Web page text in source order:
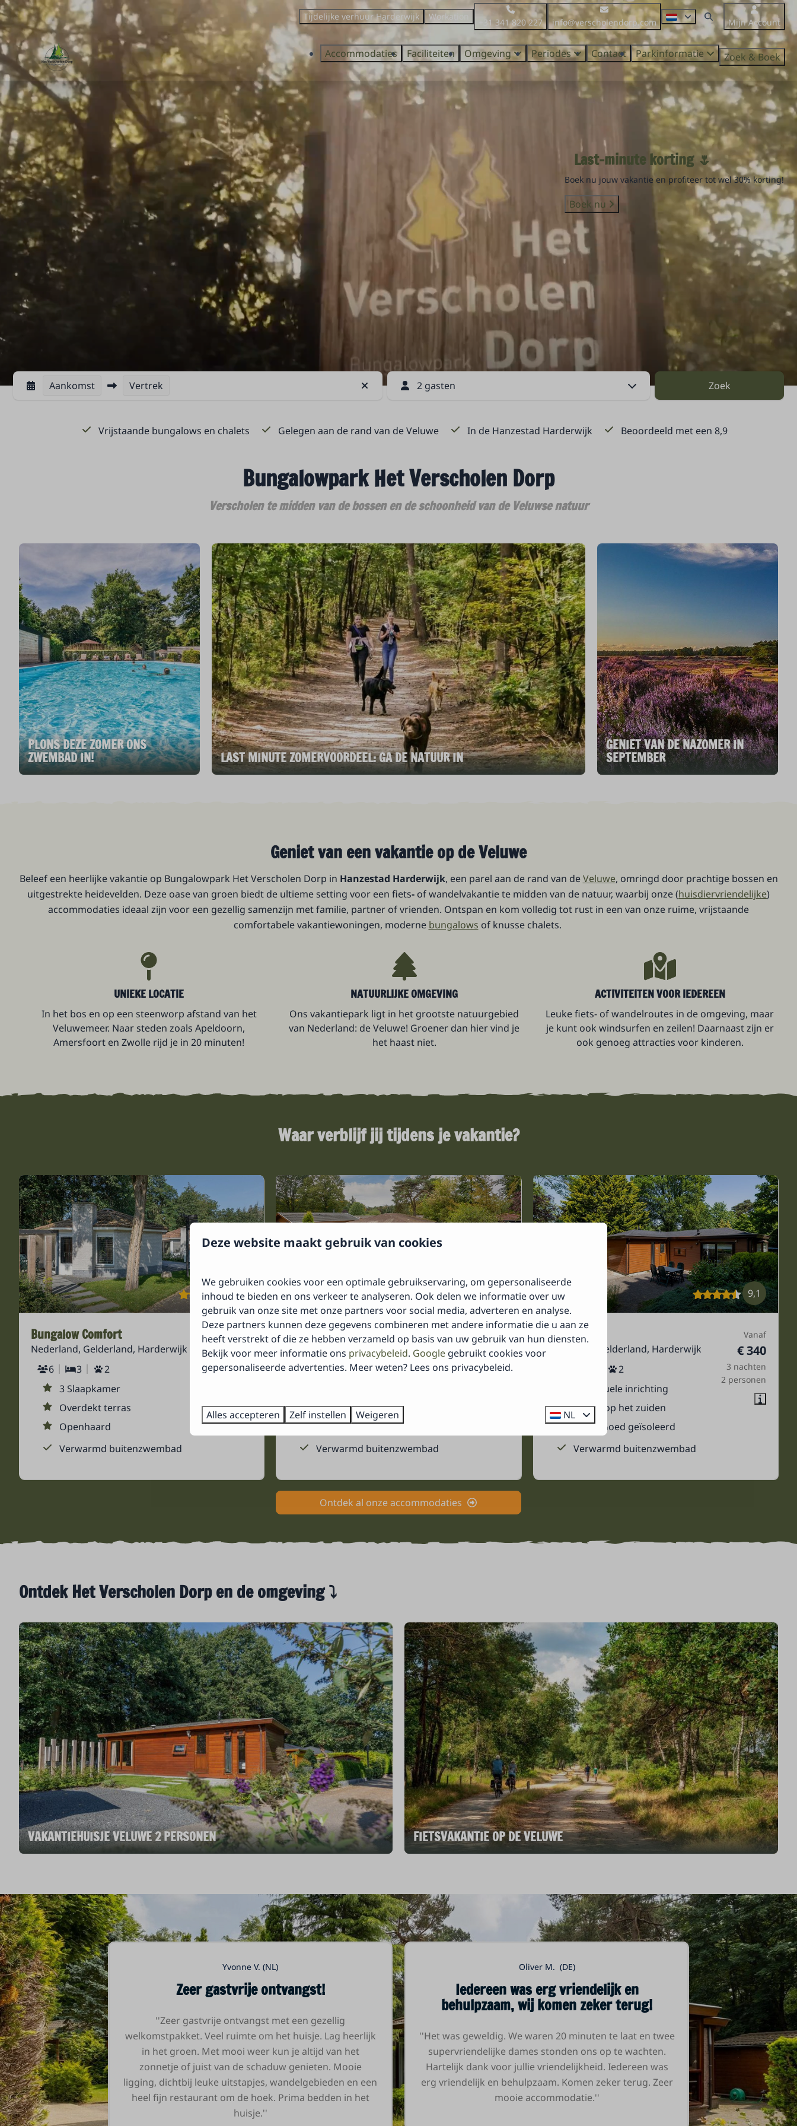
Tijdelijke verhuur Harderwijk Workation
+31 341 820 227 info@verscholendorp.com Mijn Account
Accommodaties Faciliteiten Omgeving Periodes Contact Parkinformatie Zoek & Boek
Last-minute korting 🌷
Boek nu jouw vakantie en profiteer tot wel 30% korting!
Boek nu
Aankomst Vertrek 2 gasten Zoek
Vrijstaande bungalows en chalets Gelegen aan de rand van de Veluwe In de Hanzestad Harderwijk Beoordeeld met een 8,9
Bungalowpark Het Verscholen Dorp
Verscholen te midden van de bossen en de schoonheid van de Veluwse natuur
PLONS DEZE ZOMER ONS
ZWEMBAD IN! LAST MINUTE ZOMERVOORDEEL: GA DE NATUUR IN
GENIET VAN DE NAZOMER IN
SEPTEMBER
Geniet van een vakantie op de Veluwe
Beleef een heerlijke vakantie op Bungalowpark Het Verscholen Dorp in Hanzestad Harderwijk, een parel aan de rand van deVeluwe, omringd door prachtige bossen en
uitgestrekte heidevelden. Deze oase van groen biedt de ultieme setting voor een fiets- of wandelvakantie te midden van de natuur, waarbij onze (huisdiervriendelijke)
accommodaties ideaal zijn voor een gezellig samenzijn met familie, partner of vrienden. Ontspan en kom volledig tot rust in een van onze ruime, vrijstaande
comfortabele vakantiewoningen, moderne bungalows of knusse chalets.
UNIEKE LOCATIE
In het bos en op een steenworp afstand van het
Veluwemeer. Naar steden zoals Apeldoorn,
Amersfoort en Zwolle rijd je in 20 minuten!
NATUURLIJKE OMGEVING
Ons vakantiepark ligt in het grootste natuurgebied
van Nederland: de Veluwe! Groener dan hier vind je
het haast niet.
ACTIVITEITEN VOOR IEDEREEN
Leuke fiets- of wandelroutes in de omgeving, maar
je kunt ook windsurfen en zeilen! Daarnaast zijn er
ook genoeg attracties voor kinderen.
Waar verblijf jij tijdens je vakantie?
8,9
Vanaf
€ 366
3 nachten
Bungalow Comfort
Nederland, Gelderland, Harderwijk
6
3
2
3 Slaapkamer
Overdekt terras
Openhaard
Verwarmd buitenzwembad
9,1
Vanaf
€ 351
3 nachten
Veluwe Lodge
Nederland, Gelderland, Harderwijk
4
2
2
Vaatwasser
Flatscreen TV
Verwarmd buitenzwembad
Ontdek al onze accommodaties
9,1
Vanaf
€ 340
3 nachten
2 personen
Heide Lodge
Nederland, Gelderland, Harderwijk
2
Individuele inrichting
Terras op het zuiden
CV en Goed geïsoleerd
Verwarmd buitenzwembad
Ontdek Het Verscholen Dorp en de omgeving ⤵
VAKANTIEHUISJE VELUWE 2 PERSONEN FIETSVAKANTIE OP DE VELUWE
Yvonne V. (NL)
Zeer gastvrije ontvangst!
''Zeer gastvrije ontvangst met een gezellig
welkomstpakket. Veel ruimte om het huisje. Lag heerlijk
in het groen. Met mooi weer kun je altijd van het
zonnetje of juist van de schaduw genieten. Mooie
ligging, dichtbij leuke uitstapjes, wandelgebieden en een
heel fijn restaurant om de hoek. Prima bedden in het
huisje.''
Oliver M. (DE)
Iedereen was erg vriendelijk en
behulpzaam, wij komen zeker terug!
''Het was geweldig. We waren 20 minuten te laat en twee
supervriendelijke dames stonden ons op te wachten.
Hartelijk dank voor jullie vriendelijkheid. Iedereen was
erg vriendelijk en behulpzaam. Komen zeker terug. Zeer
mooie accommodatie.''
Deze website maakt gebruik van cookies
We gebruiken cookies voor een optimale gebruikservaring, om gepersonaliseerde
inhoud te bieden en ons verkeer te analyseren. Ook delen we informatie over uw
gebruik van onze site met onze partners voor social media, adverteren en analyse.
Deze partners kunnen deze gegevens combineren met andere informatie die u aan ze
heeft verstrekt of die ze hebben verzameld op basis van uw gebruik van hun diensten.
Bekijk voor meer informatie ons privacybeleid. Google gebruikt cookies voor
gepersonaliseerde advertenties. Meer weten? Lees ons privacybeleid.
Alles accepteren Zelf instellen Weigeren NL